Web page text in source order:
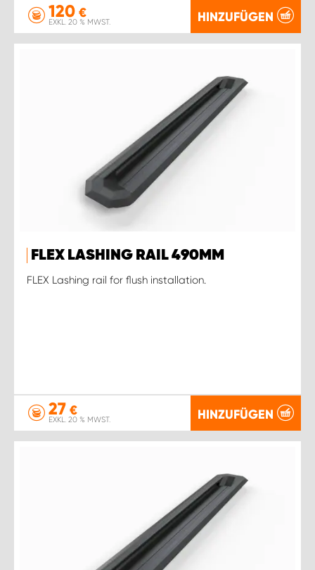
120 €
EXKL. 20 % MWST. HINZUFÜGEN
FLEX LASHING RAIL 490MM
FLEX Lashing rail for flush installation.
27 €
EXKL. 20 % MWST. HINZUFÜGEN